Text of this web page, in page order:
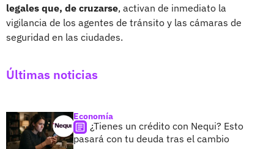
legales que, de cruzarse, activan de inmediato la
vigilancia de los agentes de tránsito y las cámaras de
seguridad en las ciudades.
Últimas noticias
Economía
¿Tienes un crédito con Nequi? Esto
pasará con tu deuda tras el cambio